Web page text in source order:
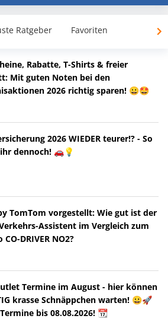
Ratgeber Favoriten
Rabatte, T-Shirts & freier
Mit guten Noten bei den
2026 richtig sparen! 😀🤩
2026 WIEDER teurer!? - So
dennoch! 🚗💡
TomTom vorgestellt: Wie gut ist der
Assistent im Vergleich zum
DRIVER NO2?
Termine im August - hier können
krasse Schnäppchen warten! 😀🚀
bis 08.08.2026! 📆